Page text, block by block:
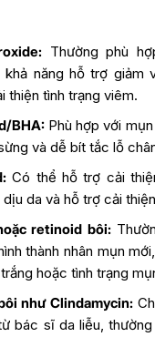
Thường phù
năng hỗ trợ giảm
thiện tình trạng viêm.
BHA:Phù hợp với
và dễ bít tắc lỗ
Có thể hỗ trợ cải
da và hỗ trợ cải
retinoid bôi:
thành nhân mụn
hoặc tình trạng
như Clindamycin:
bác sĩ da liễu,